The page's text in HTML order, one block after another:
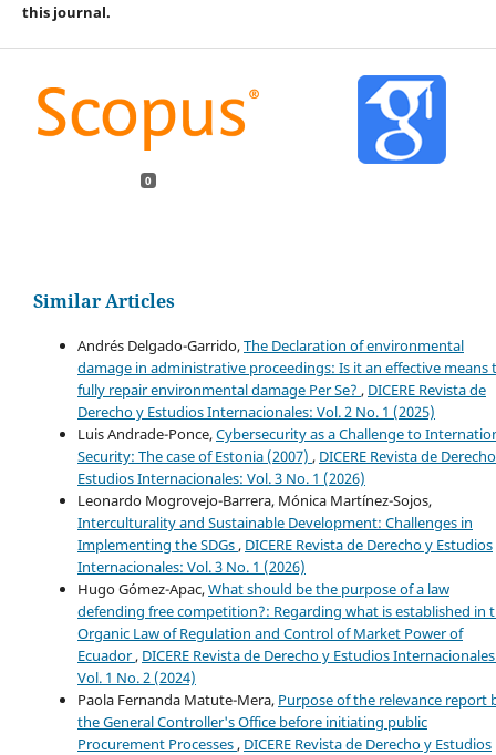
this journal.
0
Similar Articles
Andrés Delgado-Garrido,The Declaration of environmental
damage in administrative proceedings: Is it an effective means
fully repair environmental damage Per Se? , DICERE Revista de
Derecho y Estudios Internacionales: Vol. 2 No. 1 (2025)
Luis Andrade-Ponce,Cybersecurity as a Challenge to
Security: The case of Estonia (2007) , DICERE Revista de
Estudios Internacionales: Vol. 3 No. 1 (2026)
Leonardo Mogrovejo-Barrera, Mónica Martínez-Sojos,
Interculturality and Sustainable Development: Challenges in
Implementing the SDGs, DICERE Revista de Derecho y Estudios
Internacionales: Vol. 3 No. 1 (2026)
Hugo Gómez-Apac,What should be the purpose of a law
defending free competition?: Regarding what is established in
Organic Law of Regulation and Control of Market Power of
Ecuador, DICERE Revista de Derecho y Estudios
Vol. 1 No. 2 (2024)
Paola Fernanda Matute-Mera, Purpose of the relevance report
the General Controller's Office before initiating public
Procurement Processes, DICERE Revista de Derecho y Estudios